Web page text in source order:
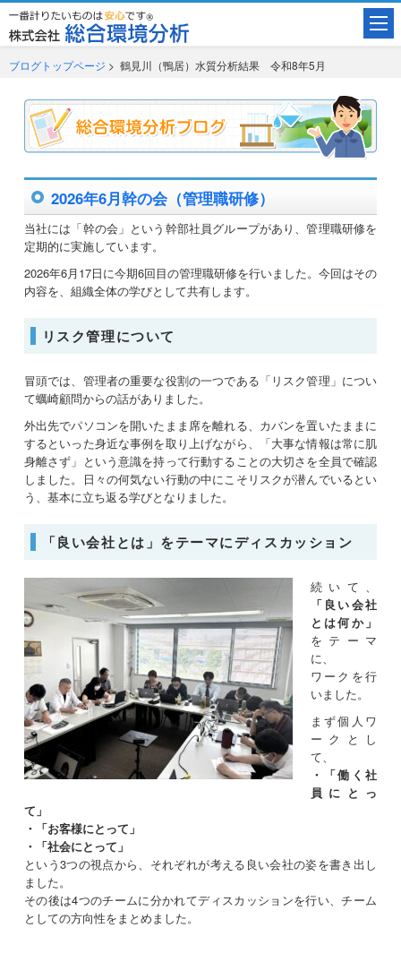
ブログトップページ > 鶴見川（鴨居）水質分析結果 令和8年5月
2026年6月幹の会（管理職研修）
当社には「幹の会」という幹部社員グループがあり、管理職研修を
定期的に実施しています。
2026年6月17日に今期6回目の管理職研修を行いました。今回はその
内容を、組織全体の学びとして共有します。
リスク管理について
冒頭では、管理者の重要な役割の一つである「リスク管理」につい
て蠣崎顧問からの話がありました。
外出先でパソコンを開いたまま席を離れる、カバンを置いたままに
するといった身近な事例を取り上げながら、「大事な情報は常に肌
身離さず」という意識を持って行動することの大切さを全員で確認
しました。日々の何気ない行動の中にこそリスクが潜んでいるとい
う、基本に立ち返る学びとなりました。
「良い会社とは」をテーマにディスカッション
続いて、
「良い会社
とは何か」
をテーマ
に、
ワークを行
いました。
まず個人ワ
ークとし
て、
・「働く社
員にとっ
て」
・「お客様にとって」
・「社会にとって」
という3つの視点から、それぞれが考える良い会社の姿を書き出し
ました。
その後は4つのチームに分かれてディスカッションを行い、チーム
としての方向性をまとめました。